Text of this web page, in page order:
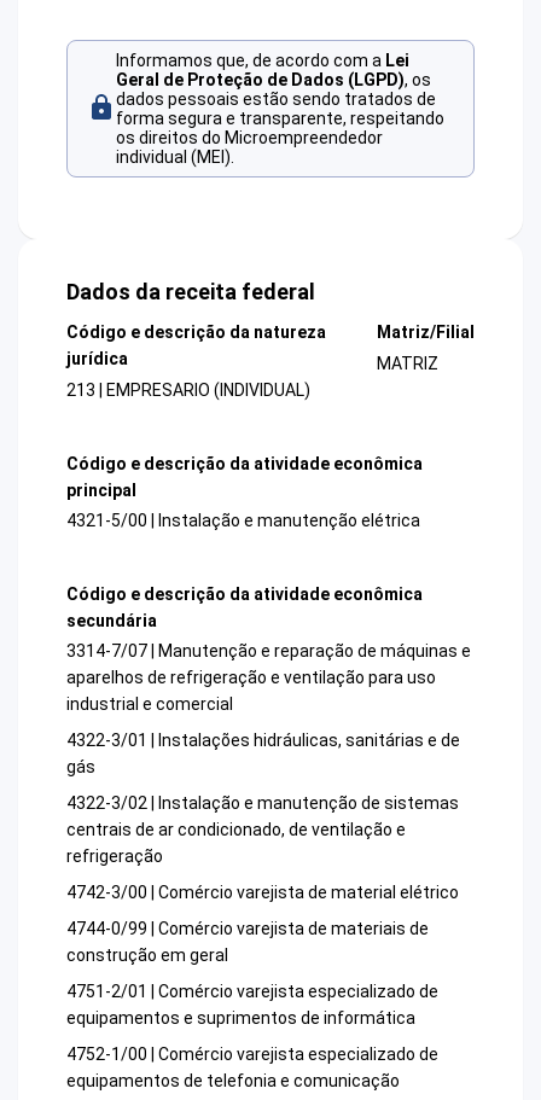
Informamos que, de acordo com a Lei
Geral de Proteção de Dados (LGPD), os
dados pessoais estão sendo tratados de
forma segura e transparente, respeitando
os direitos do Microempreendedor
individual (MEI).
Dados da receita federal
Código e descrição da natureza
jurídica
213 | EMPRESARIO (INDIVIDUAL)
Matriz/Filial
MATRIZ
Código e descrição da atividade econômica
principal
4321-5/00 | Instalação e manutenção elétrica
Código e descrição da atividade econômica
secundária
3314-7/07 | Manutenção e reparação de máquinas e
aparelhos de refrigeração e ventilação para uso
industrial e comercial
4322-3/01 | Instalações hidráulicas, sanitárias e de
gás
4322-3/02 | Instalação e manutenção de sistemas
centrais de ar condicionado, de ventilação e
refrigeração
4742-3/00 | Comércio varejista de material elétrico
4744-0/99 | Comércio varejista de materiais de
construção em geral
4751-2/01 | Comércio varejista especializado de
equipamentos e suprimentos de informática
4752-1/00 | Comércio varejista especializado de
equipamentos de telefonia e comunicação